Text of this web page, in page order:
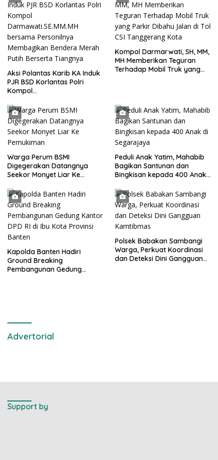
Aksi Polantas Karib KA Induk
PJR BSD Korlantas Polri
Kompol
bersama Personilnya
Membagikan Bendera Merah
Putih Berserta Tiangnya
Kompol Darmarwati, SH, MM,
MH Memberikan Teguran
Terhadap Mobil Truk yang
Warga Perum BSMI
Digegerakan Datangnya
Seekor Monyet Liar Ke
Peduli Anak Yatim, Mahabib
Bagikan Santunan dan
Bingkisan kepada 400 Anak
Kapolda Banten Hadiri
Ground Breaking
Pembangunan Gedung
Polsek Babakan Sambangi
Warga, Perkuat Koordinasi
dan Deteksi Dini Gangguan
Advertorial
Support by